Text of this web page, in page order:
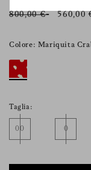
800,00 € 560,00
Colore: Mariquita
Taglia:
00 0
con noi) per
servizi. per
suoi diritti